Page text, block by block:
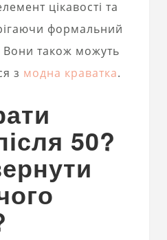
цікавості та
формальний
Вони також можуть
з модна краватка.
50?